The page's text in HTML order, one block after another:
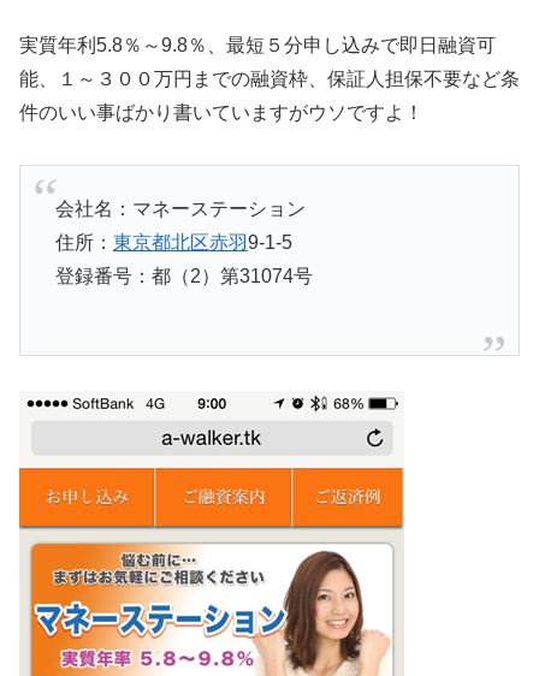
実質年利5.8％～9.8％、最短５分申し込みで即日融資可
能、１～３００万円までの融資枠、保証人担保不要など条
件のいい事ばかり書いていますがウソですよ！
会社名：マネーステーション
住所： 東京都北区赤羽9-1-5
登録番号：都（2）第31074号